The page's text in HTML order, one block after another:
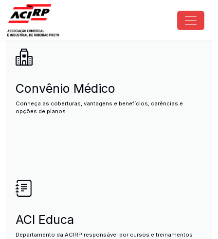
Pular para o conteúdo principal
ACIRP - Associação Comercial
Convênio Médico
Conheça as coberturas, vantagens e benefícios, carências e
opções de planos
ACI Educa
Departamento da ACIRP responsável por cursos e treinamentos